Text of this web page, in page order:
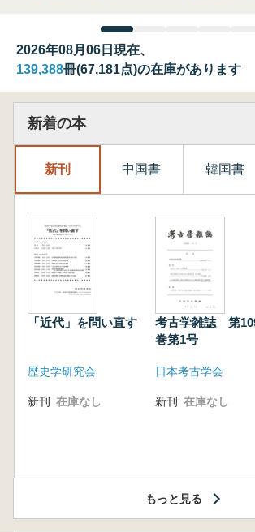
2026年08月06日現在、
139,388冊(67,181点)の在庫があります
新着の本
新刊 中国書 韓国書
「近代」を問い直す
歴史学研究会
新刊 在庫なし
考古学雑誌 第
巻第1号
日本考古学会
新刊 在庫なし
もっと見る